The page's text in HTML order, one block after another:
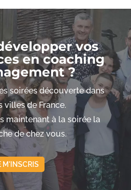
vos
en coaching
?
soirées découverte dans
villes de France.
maintenant à la soirée la
de chez vous.
M'INSCRIS